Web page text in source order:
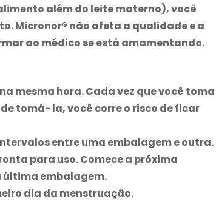
além do leite materno), você
Micronor® não afeta a qualidade e a
ao médico se está amamentando.
mesma hora. Cada vez que você toma
tomá- la, você corre o risco de ficar
entre uma embalagem e outra.
para uso. Comece a próxima
última embalagem.
dia da menstruação.